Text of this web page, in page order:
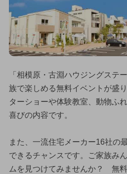
「相模原・古淵ハウジングステ
族で楽しめる無料イベントが盛
ターショーや体験教室、動物ふ
喜びの内容です。
また、一流住宅メーカー16社の
できるチャンスです。ご家族み
ムを見つけてみませんか？ 無